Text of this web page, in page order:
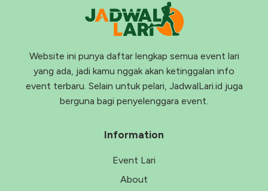
Website ini punya daftar lengkap semua event lari
yang ada, jadi kamu nggak akan ketinggalan info
event terbaru. Selain untuk pelari, JadwalLari.id juga
berguna bagi penyelenggara event.
Information
Event Lari
About